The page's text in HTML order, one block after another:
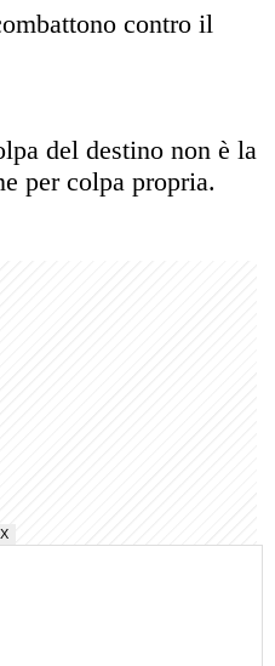
contro il
del destino non è la
per colpa propria.
X